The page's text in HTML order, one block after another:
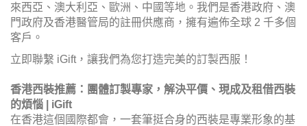
來西亞、澳大利亞、歐洲、中國等地。我們是香港政府、澳
門政府及香港醫管局的註冊供應商，擁有遍佈全球 2 千多個
客戶。
立即聯繫 iGift，讓我們為您打造完美的訂製西服！
香港西裝推薦：團體訂製專家，解決平價、現成及租借西裝
的煩惱 | iGift
在香港這個國際都會，一套筆挺合身的西裝是專業形象的基